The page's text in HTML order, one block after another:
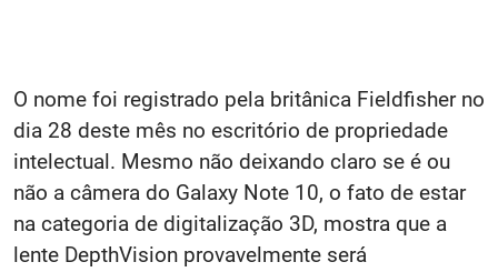
O nome foi registrado pela britânica Fieldfisher no
dia 28 deste mês no escritório de propriedade
intelectual. Mesmo não deixando claro se é ou
não a câmera do Galaxy Note 10, o fato de estar
na categoria de digitalização 3D, mostra que a
lente DepthVision provavelmente será